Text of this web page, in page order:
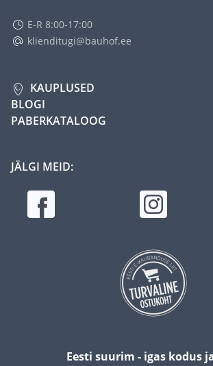
E-R 8:00-17:00
klienditugi@bauhof.ee
KAUPLUSED
BLOGI
PABERKATALOOG
JÄLGI MEID:
Eesti suurim - igas kodus